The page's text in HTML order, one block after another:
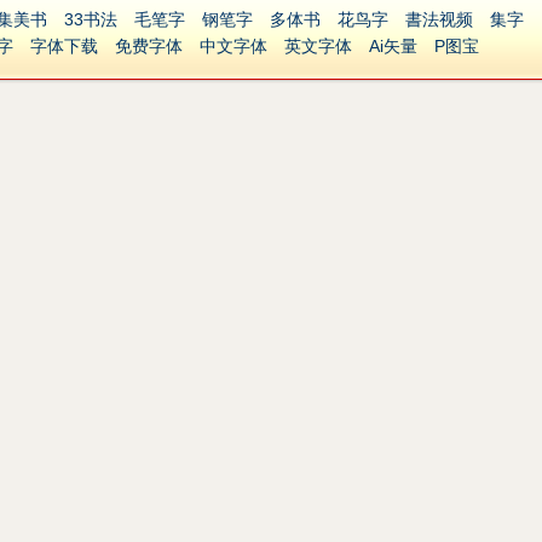
美书 33书法 毛笔字 钢笔字 多体书 花鸟字 書法视频
集字
字体下载 免费字体 中文字体 英文字体 Ai矢量 P图宝